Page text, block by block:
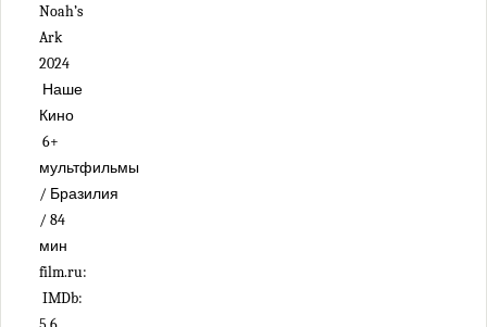
Noah’s
Ark
2024
Наше
Кино
6+
мультфильмы
/ Бразилия
/ 84
мин
film.ru:
IMDb: